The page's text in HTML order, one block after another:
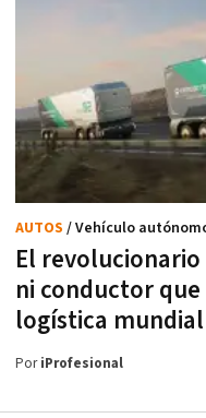
El
ni conductor
logística mundial
AUTOS / Vehículo
PoriProfesional